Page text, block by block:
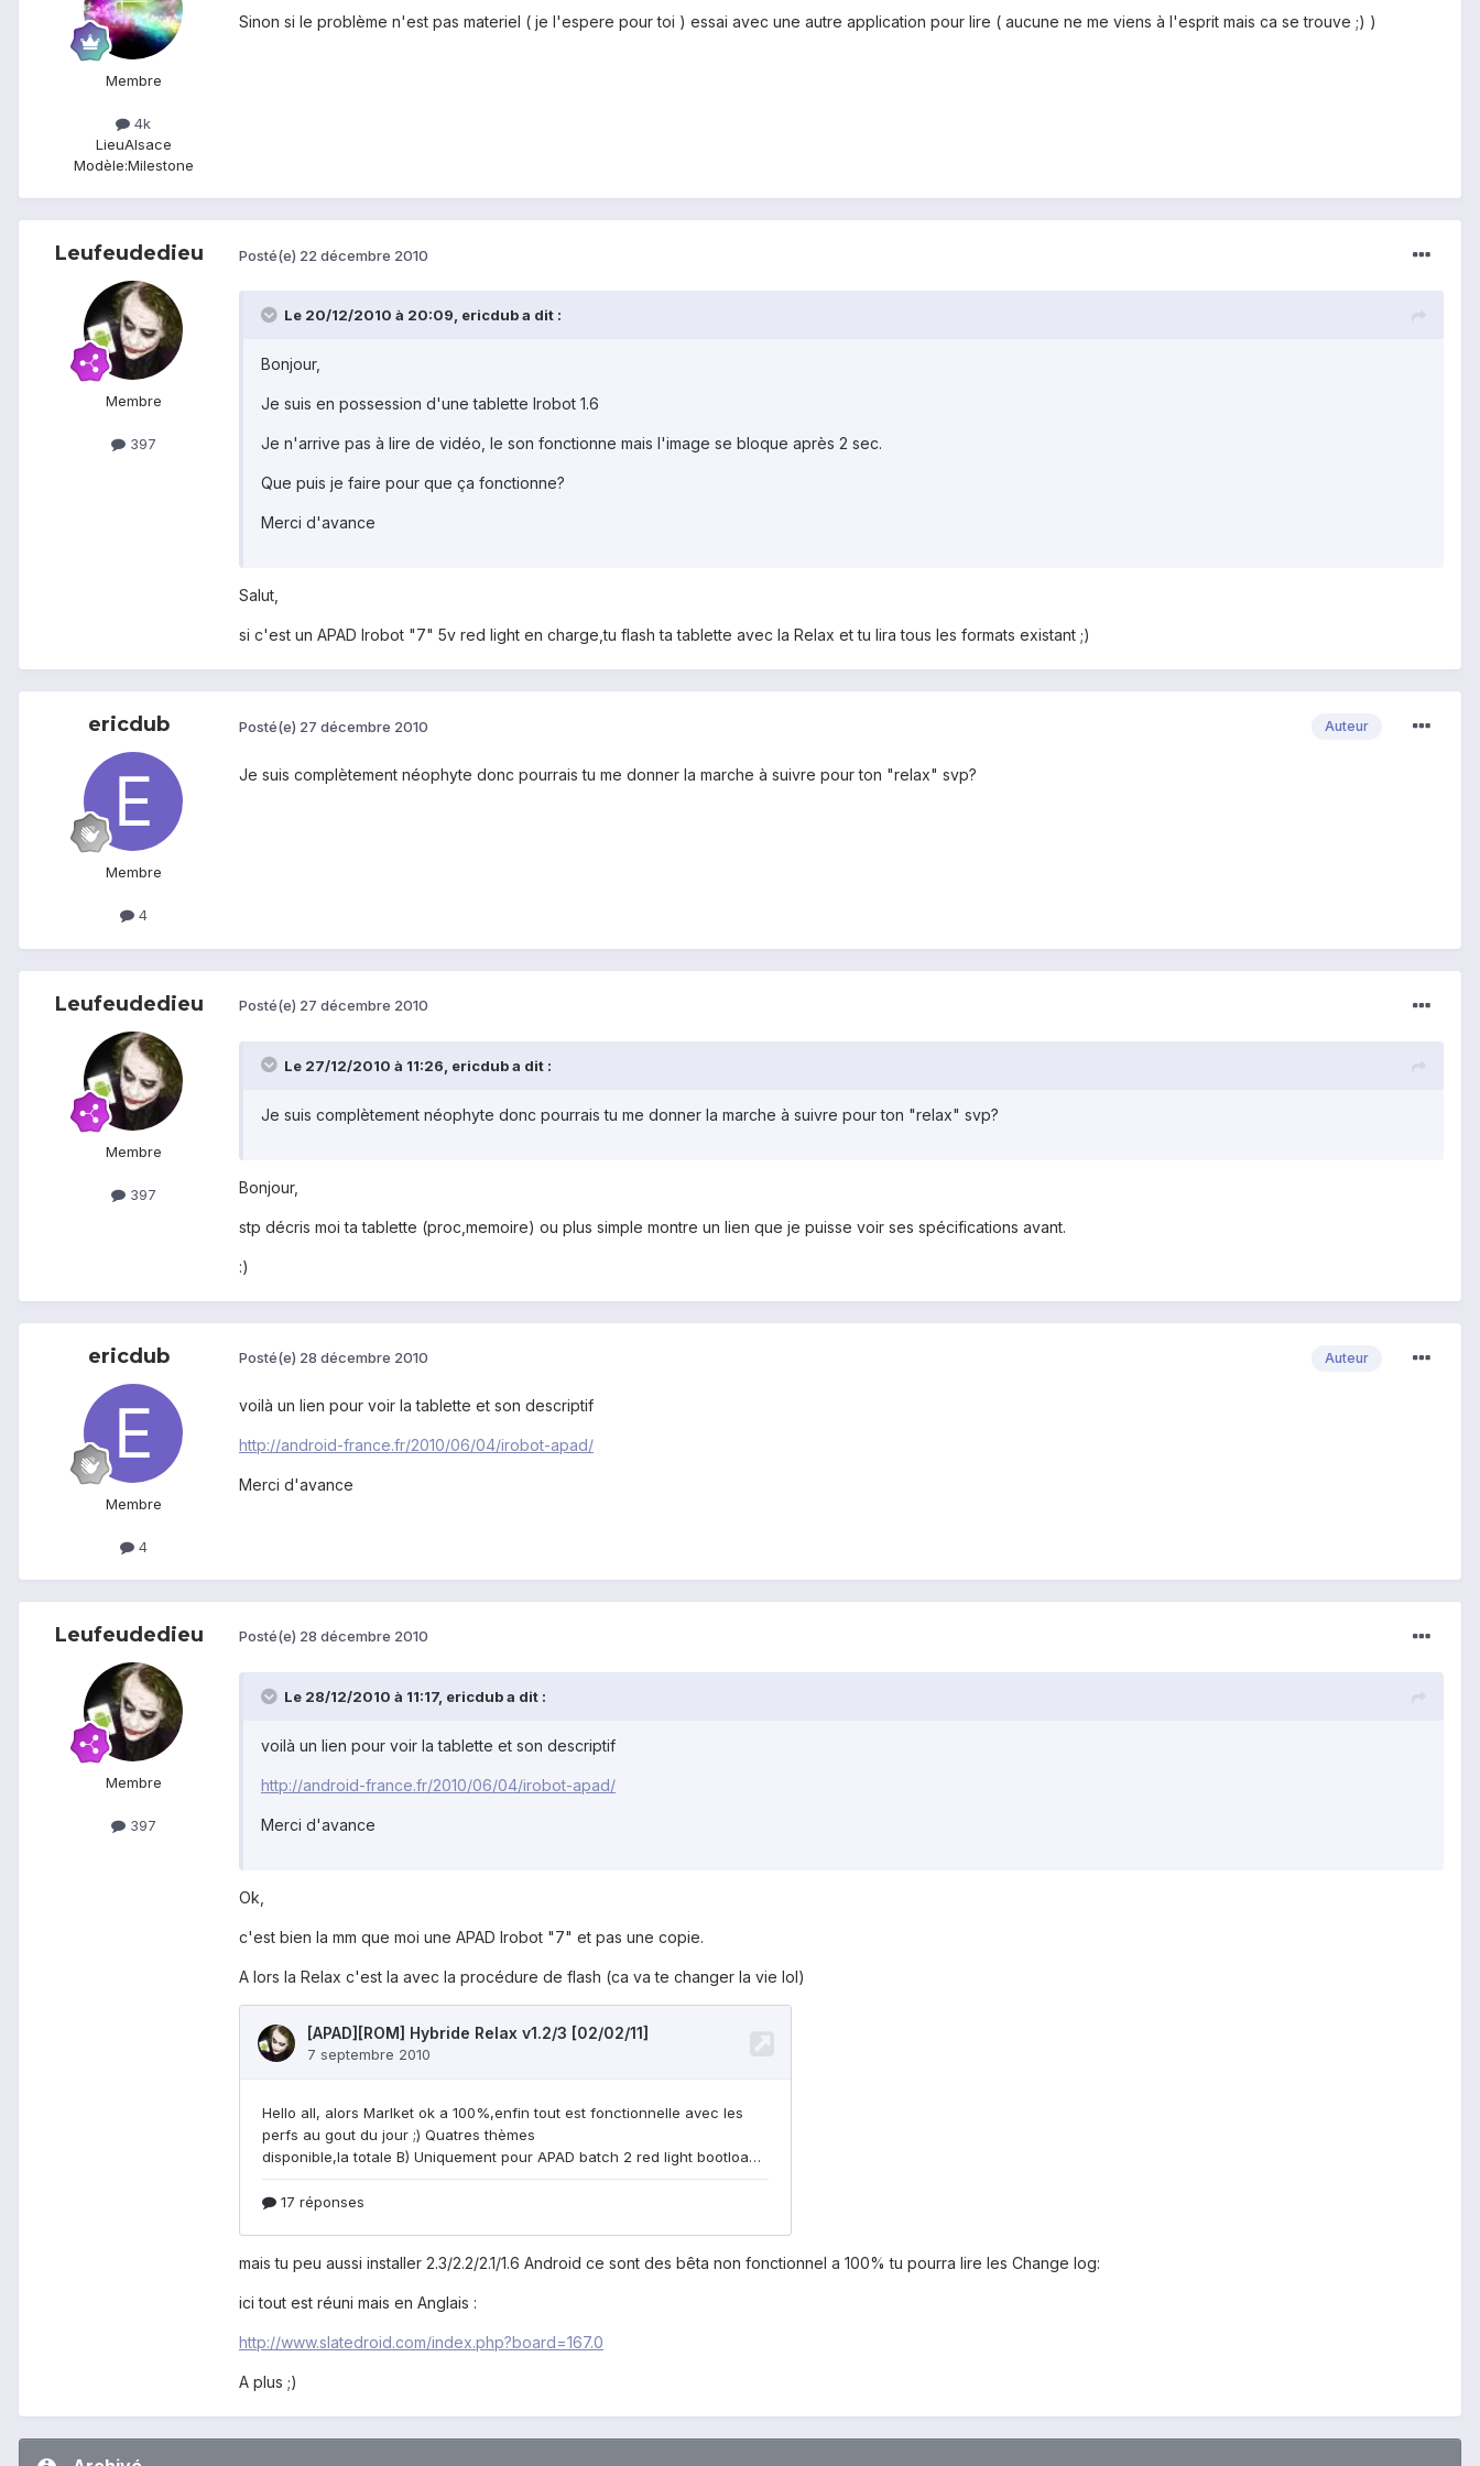
Membre
4k
LieuAlsace
Modèle:Milestone
Sinon si le problème n'est pas materiel ( je l'espere pour toi ) essai avec une autre application pour lire ( aucune ne me viens à l'esprit mais ca se trouve ;) )
Leufeudedieu
Membre
397
Posté(e) 22 décembre 2010
Le 20/12/2010 à 20:09, ericdub a dit :
Bonjour,
Je suis en possession d'une tablette Irobot 1.6
Je n'arrive pas à lire de vidéo, le son fonctionne mais l'image se bloque après 2 sec.
Que puis je faire pour que ça fonctionne?
Merci d'avance
Salut,
si c'est un APAD Irobot "7" 5v red light en charge,tu flash ta tablette avec la Relax et tu lira tous les formats existant ;)
ericdub
Membre
4
Auteur
Posté(e) 27 décembre 2010
Je suis complètement néophyte donc pourrais tu me donner la marche à suivre pour ton "relax" svp?
Leufeudedieu
Membre
397
Posté(e) 27 décembre 2010
Le 27/12/2010 à 11:26, ericdub a dit :
Je suis complètement néophyte donc pourrais tu me donner la marche à suivre pour ton "relax" svp?
Bonjour,
stp décris moi ta tablette (proc,memoire) ou plus simple montre un lien que je puisse voir ses spécifications avant.
:)
ericdub
Membre
4
Auteur
Posté(e) 28 décembre 2010
voilà un lien pour voir la tablette et son descriptif
http://android-france.fr/2010/06/04/irobot-apad/
Merci d'avance
Leufeudedieu
Membre
397
Posté(e) 28 décembre 2010
Le 28/12/2010 à 11:17, ericdub a dit :
voilà un lien pour voir la tablette et son descriptif
http://android-france.fr/2010/06/04/irobot-apad/
Merci d'avance
Ok,
c'est bien la mm que moi une APAD Irobot "7" et pas une copie.
A lors la Relax c'est la avec la procédure de flash (ca va te changer la vie lol)
mais tu peu aussi installer 2.3/2.2/2.1/1.6 Android ce sont des bêta non fonctionnel a 100% tu pourra lire les Change log:
ici tout est réuni mais en Anglais :
http://www.slatedroid.com/index.php?board=167.0
A plus ;)